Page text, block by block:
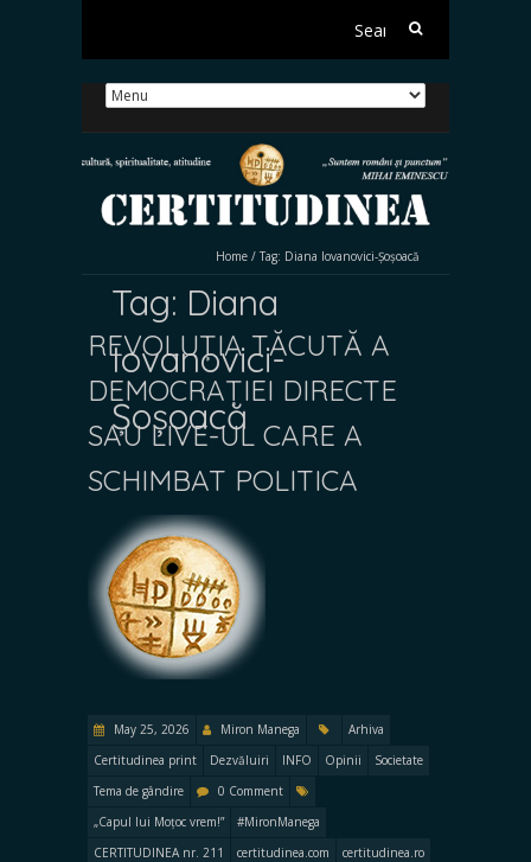
Search
Home / Tag: Diana Iovanovici-Șoșoacă
Tag: Diana
Iovanovici-
Șoșoacă
REVOLUȚIA TĂCUTĂ A
DEMOCRAȚIEI DIRECTE
SAU LIVE-UL CARE A
SCHIMBAT POLITICA
May 25, 2026 Miron Manega
Arhiva
Certitudinea print
Dezvăluiri INFO Opinii
Societate
Tema de gândire
0 Comment
„Capul lui Moțoc vrem!”
#MironManega
CERTITUDINEA nr. 211
certitudinea.com
certitudinea.ro